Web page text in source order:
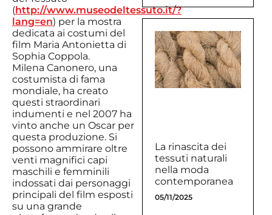
(http://www.museodeltessuto.it/?
lang=en) per la mostra
dedicata ai costumi del
film Maria Antonietta di
Sophia Coppola.
Milena Canonero, una
costumista di fama
mondiale, ha creato
questi straordinari
indumenti e nel 2007 ha
vinto anche un Oscar per
questa produzione. Si
possono ammirare oltre
venti magnifici capi
maschili e femminili
indossati dai personaggi
principali del film esposti
su una grande
La rinascita dei
tessuti naturali
nella moda
contemporanea
05/11/2025